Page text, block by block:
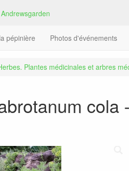
pépinière Photos d'événements
Plantes médicinales et arbres
cola